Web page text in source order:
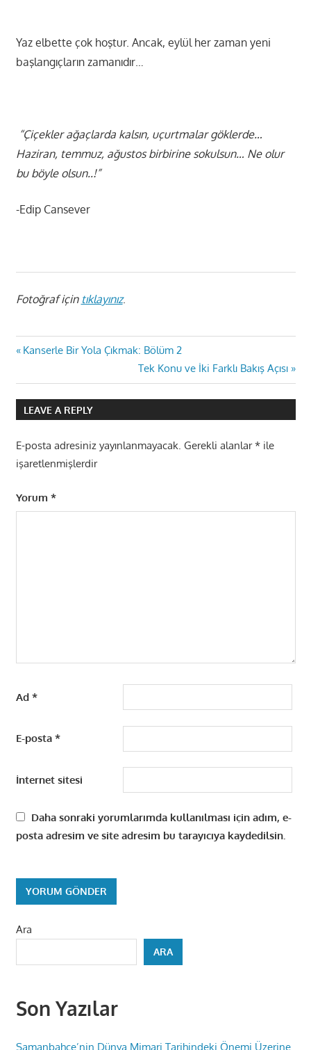
Yaz elbette çok hoştur. Ancak, eylül her zaman yeni
başlangıçların zamanıdır…
“Çiçekler ağaçlarda kalsın, uçurtmalar göklerde…
Haziran, temmuz, ağustos birbirine sokulsun… Ne olur
bu böyle olsun..!”
-Edip Cansever
Fotoğraf için tıklayınız.
Yazı
gezinmesi
Previous
Kanserle Bir Yola Çıkmak: Bölüm 2
Next
Post:
Tek Konu ve İki Farklı Bakış Açısı
LEAVE A REPLY
E-posta adresiniz yayınlanmayacak. Gerekli alanlar*ile
işaretlenmişlerdir
Yorum *
Ad *
E-posta *
İnternet sitesi
Daha sonraki yorumlarımda kullanılması için adım, e-
posta adresim ve site adresim bu tarayıcıya kaydedilsin.
Ara
ARA
Son Yazılar
Samanbahçe’nin Dünya Mimari Tarihindeki Önemi Üzerine